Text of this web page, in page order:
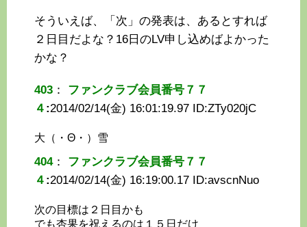
そういえば、「次」の発表は、あるとすれば
２日目だよな？16日のLV申し込めばよかった
かな？
403 ： ファンクラブ会員番号７７
４ :2014/02/14(金) 16:01:19.97 ID:ZTy020jC
大（・Θ・）雪
404： ファンクラブ会員番号７７
４ :2014/02/14(金) 16:19:00.17 ID:avscnNuo
次の目標は２日目かも
でも杏果を祝えるのは１５日だけ